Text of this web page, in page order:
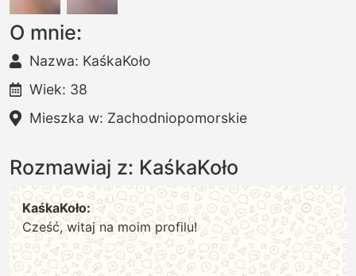
O mnie:
Nazwa: KaśkaKoło
Wiek: 38
Mieszka w: Zachodniopomorskie
Rozmawiaj z: KaśkaKoło
KaśkaKoło:
Cześć, witaj na moim profilu!